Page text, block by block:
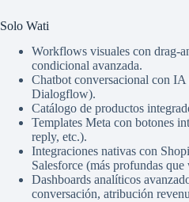
Solo Wati
Workflows visuales con drag-
condicional avanzada.
Chatbot conversacional con
Dialogflow).
Catálogo de productos
Templates Meta con botones
reply, etc.).
Integraciones nativas con
Salesforce (más profundas
Dashboards analíticos
conversación, atribución